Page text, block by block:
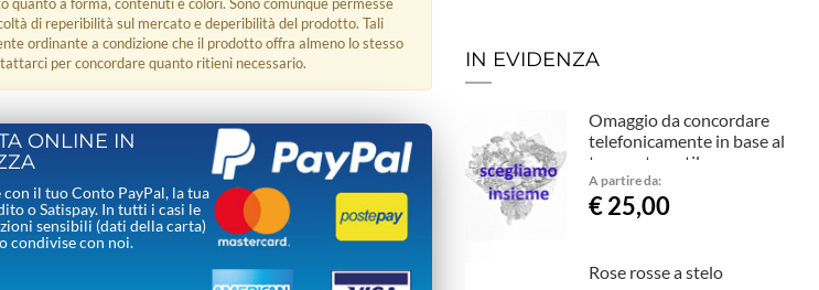
di reperibilità sul mercato e deperibilità del prodotto. Tali
ordinante a condizione che il prodotto offra almeno lo stesso
per concordare quanto ritieni necessario.
ONLINE IN
con il tuo Conto PayPal, la tua
o Satispay. In tutti i casi le
sensibili (dati della carta)
condivise con noi.
IN EVIDENZA
Omaggio da concordare
telefonicamente in base al
tuo gusto e stile.
A partire da:
€ 25,00
Rose rosse a stelo